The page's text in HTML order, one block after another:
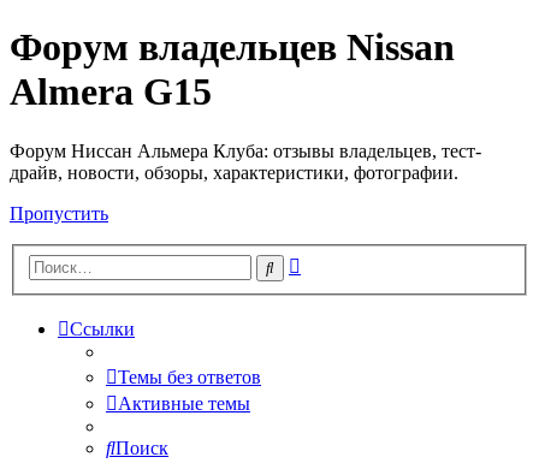
Форум владельцев Nissan
Almera G15
Форум Ниссан Альмера Клуба: отзывы владельцев, тест-
драйв, новости, обзоры, характеристики, фотографии.
Пропустить
Поиск
Ссылки
Темы без ответов
Активные темы
Поиск